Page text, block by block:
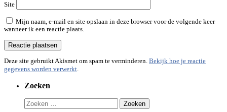
Site
Mijn naam, e-mail en site opslaan in deze browser voor de volgende keer
wanneer ik een reactie plaats.
Deze site gebruikt Akismet om spam te verminderen. Bekijk hoe je reactie
gegevens worden verwerkt.
Zoeken
Zoeken
naar: